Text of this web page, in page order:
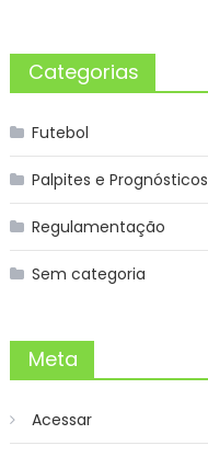
Categorias
Futebol
Palpites e Prognósticos
Regulamentação
Sem categoria
Meta
Acessar